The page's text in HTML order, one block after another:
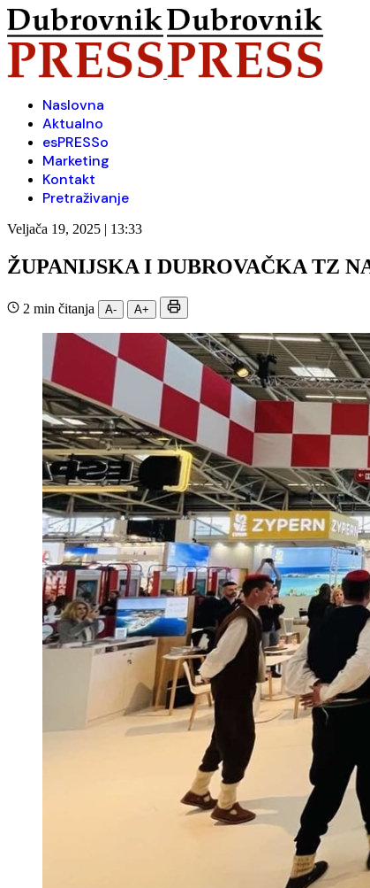
Naslovna
Aktualno
esPRESSo
Marketing
Kontakt
Pretraživanje
Veljača 19, 2025 | 13:33
ŽUPANIJSKA I DUBROVAČKA TZ
2 min čitanja A- A+